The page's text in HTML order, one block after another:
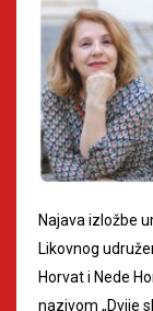
Najava izložbe
Likovnog
Horvat i Nede
nazivom „Dvije